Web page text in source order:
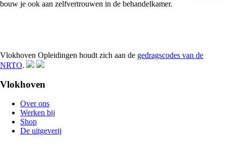
bouw je ook aan zelfvertrouwen in de behandelkamer.
Vlokhoven Opleidingen houdt zich aan de gedragscodes van de
NRTO.
Vlokhoven
Over ons
Werken bij
Shop
De uitgeverij